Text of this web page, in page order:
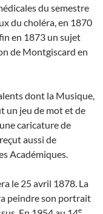
du semestre
du choléra, en 1870
en 1873 un sujet
de Montgiscard en
dont la Musique,
un jeu de mot et de
caricature de
aussi de
Académiques.
le 25 avril 1878. La
peindre son portrait
e